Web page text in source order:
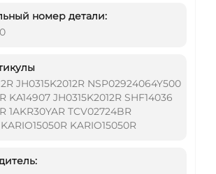
номер детали:
JH0315K2012R NSP02924064Y500
KA14907 JH0315K2012R SHF14036
1AKR30YAR TCV02724BR
KARIO15050R